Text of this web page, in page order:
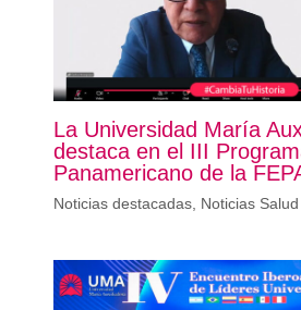
La Universidad María
destaca en el III
Panamericano de la
Noticias destacadas, Noticias Salud